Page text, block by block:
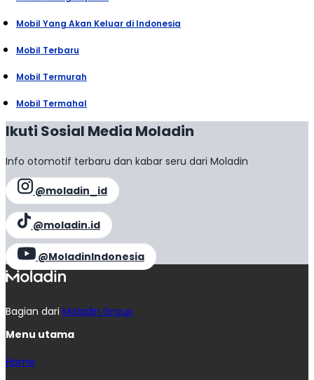
Mobil Yang Akan Keluar di Indonesia
Mobil Terbaru
Mobil Termurah
Mobil Termahal
Ikuti Sosial Media Moladin
Info otomotif terbaru dan kabar seru dari Moladin
@moladin_id
@moladin.id
@MoladinIndonesia
Bagian dari Moladin Group
Menu utama
Home